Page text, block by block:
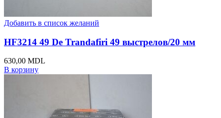
Добавить в список желаний
HF3214 49 De Trandafiri 49 выстрелов/20 мм
630,00 MDL
В корзину